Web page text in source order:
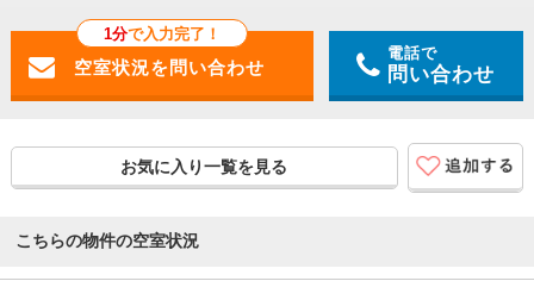
1分で入力完了！
電話で
問い合わせ
お気に入り一覧を見る
こちらの物件の空室状況